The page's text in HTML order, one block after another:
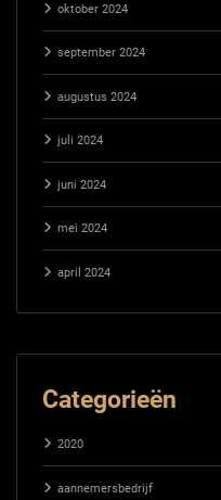
oktober 2024
september 2024
augustus 2024
juli 2024
juni 2024
mei 2024
april 2024
Categorieën
2020
aannemersbedrijf